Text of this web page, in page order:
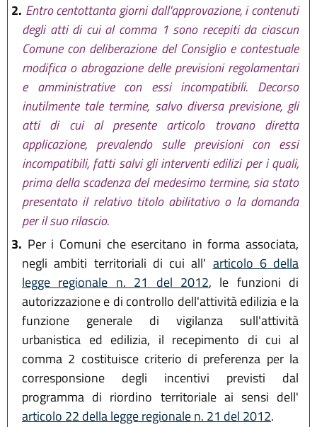
2. Entro centottanta giorni dall'approvazione, i contenuti
degli atti di cui al comma 1 sono recepiti da ciascun
Comune con deliberazione del Consiglio e contestuale
modifica o abrogazione delle previsioni regolamentari
e amministrative con essi incompatibili. Decorso
inutilmente tale termine, salvo diversa previsione, gli
atti di cui al presente articolo trovano diretta
applicazione, prevalendo sulle previsioni con essi
incompatibili, fatti salvi gli interventi edilizi per i quali,
prima della scadenza del medesimo termine, sia stato
presentato il relativo titolo abilitativo o la domanda
per il suo rilascio.
3. Per i Comuni che esercitano in forma associata,
negli ambiti territoriali di cui all' articolo 6 della
legge regionale n. 21 del 2012, le funzioni di
autorizzazione e di controllo dell'attività edilizia e la
funzione generale di vigilanza sull'attività
urbanistica ed edilizia, il recepimento di cui al
comma 2 costituisce criterio di preferenza per la
corresponsione degli incentivi previsti dal
programma di riordino territoriale ai sensi dell'
articolo 22 della legge regionale n. 21 del 2012.